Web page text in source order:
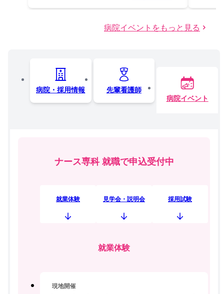
病院イベントをもっと見る
病院・採用情報
先輩看護師
病院イベント
ナース専科 就職で申込受付中
就業体験 見学会・説明会 採用試験
就業体験
現地開催